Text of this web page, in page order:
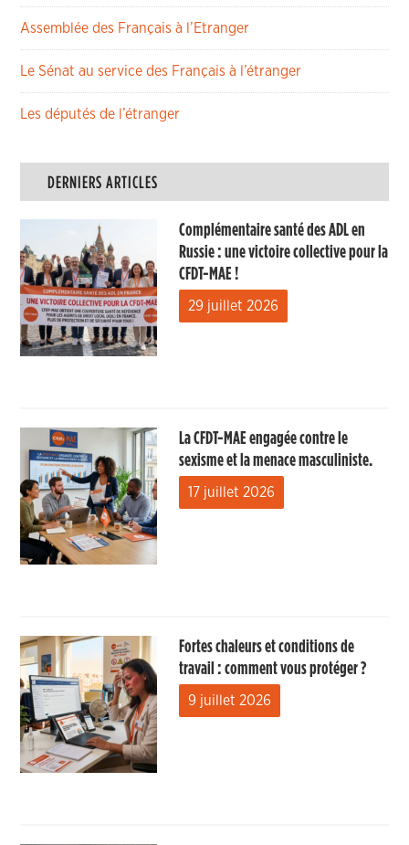
Assemblée des Français à l’Etranger
Le Sénat au service des Français à l’étranger
Les députés de l’étranger
DERNIERS ARTICLES
Complémentaire santé des ADL en
Russie : une victoire collective pour la
CFDT-MAE !
29 juillet 2026
La CFDT-MAE engagée contre le
sexisme et la menace masculiniste.
17 juillet 2026
Fortes chaleurs et conditions de
travail : comment vous protéger ?
9 juillet 2026